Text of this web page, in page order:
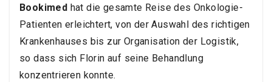
Bookimed hat die gesamte Reise des Onkologie-
Patienten erleichtert, von der Auswahl des richtigen
Krankenhauses bis zur Organisation der Logistik,
so dass sich Florin auf seine Behandlung
konzentrieren konnte.